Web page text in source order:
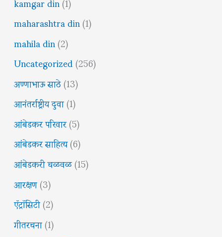
maharashtra din(1)
mahila din(2)
Uncategorized(256)
अण्णाभाऊ साठे(13)
आनंतर्राष्ट्रीय दुवा(1)
आंबेडकर परिवार(5)
आंबेडकर साहित्य(6)
आंबेडकरी चळवळ(15)
आरक्षण(3)
ऍट्रॉसिटी(2)
गीतरचना(1)